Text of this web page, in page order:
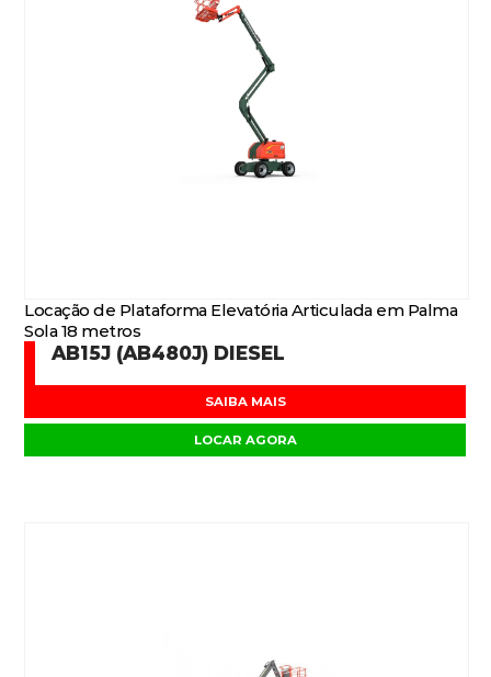
Locação de Plataforma Elevatória Articulada em Palma
Sola 18 metros
AB15J (AB480J) DIESEL
SAIBA MAIS
LOCAR AGORA